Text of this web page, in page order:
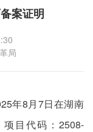
案证明
局
年8月7日在湖南
目代码：2508-